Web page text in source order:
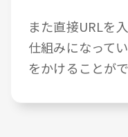
また直接URLを
仕組みになって
をかけることがで